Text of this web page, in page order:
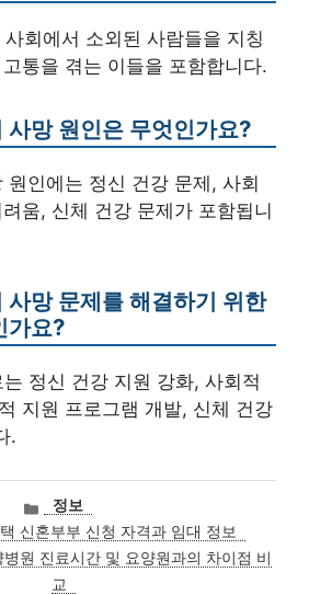
회에서 소외된 사람들을 지칭
통을 겪는 이들을 포함합니다.
사망 원인은 무엇인가요?
인에는 정신 건강 문제, 사회
움, 신체 건강 문제가 포함됩니
망 문제를 해결하기 위한
가요?
정신 건강 지원 강화, 사회적
지원 프로그램 개발, 신체 건강
.
카
테
고
리
정보
신혼부부 신청 자격과 임대 정보
원 진료시간 및 요양원과의 차이점 비
교